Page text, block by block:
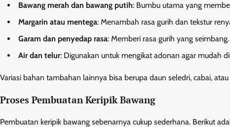
Bawang merah dan bawang putih: Bumbu utama yang
Margarin atau mentega: Menambah rasa gurih dan tekstur
Garam dan penyedap rasa: Memberi rasa gurih yang seimbang.
Air dan telur: Digunakan untuk mengikat adonan agar mudah
Variasi bahan tambahan lainnya bisa berupa daun seledri, cabai,
Proses Pembuatan Keripik Bawang
Pembuatan keripik bawang sebenarnya cukup sederhana. Berikut